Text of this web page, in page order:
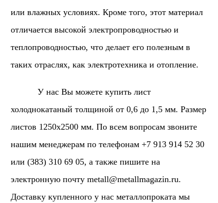
или влажных условиях. Кроме того, этот материал
отличается высокой электропроводностью и
теплопроводностью, что делает его полезным в
таких отраслях, как электротехника и отопление.
У нас Вы можете купить лист
холоднокатаный толщиной от 0,6 до 1,5 мм. Размер
листов 1250х2500 мм. По всем вопросам звоните
нашим менеджерам по телефонам +7 913 914 52 30
или (383) 310 69 05, а также пишите на
электронную почтуmetall@metallmagazin.ru.
Доставку купленного у нас металлопроката мы